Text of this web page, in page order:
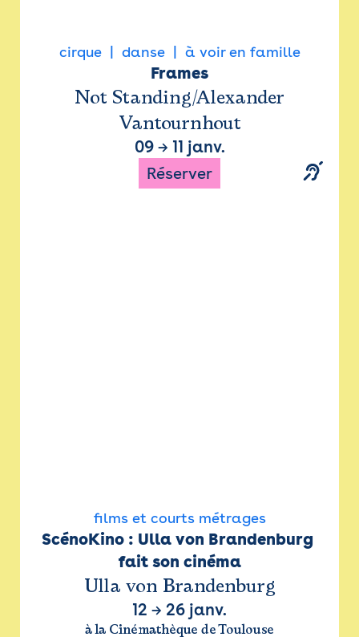
cirque danse à voir en famille
Frames
Not Standing/Alexander
Vantournhout
09→ 11 janv.
Réserver
films et courts métrages
ScénoKino : Ulla von Brandenburg
fait son cinéma
Ulla von Brandenburg
12 → 26 janv.
à la Cinémathèque de Toulouse